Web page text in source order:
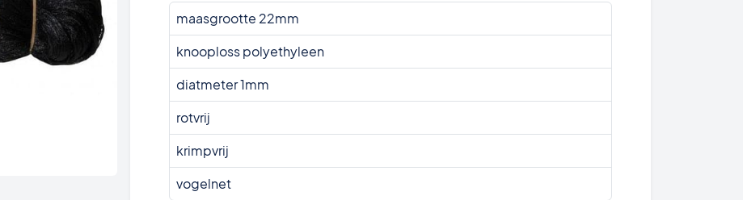
maasgrootte 22mm
knooploss polyethyleen
diatmeter 1mm
rotvrij
krimpvrij
vogelnet